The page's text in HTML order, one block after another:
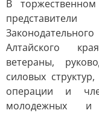
В
Алтайского
ветераны,
силовых
операции и
молодежных и